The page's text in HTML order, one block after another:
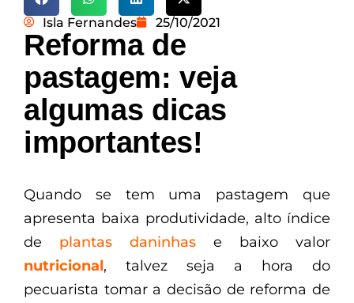
Isla Fernandes 25/10/2021
Reforma de
pastagem: veja
algumas dicas
importantes!
Quando se tem uma pastagem que
apresenta baixa produtividade, alto índice
de plantas daninhas e baixo valor
nutricional, talvez seja a hora do
pecuarista tomar a decisão de reforma de